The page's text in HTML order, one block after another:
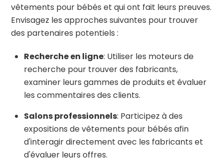
vêtements pour bébés et qui ont fait leurs preuves.
Envisagez les approches suivantes pour trouver
des partenaires potentiels :
Recherche en ligne: Utiliser les moteurs de
recherche pour trouver des fabricants,
examiner leurs gammes de produits et évaluer
les commentaires des clients.
Salons professionnels: Participez à des
expositions de vêtements pour bébés afin
d'interagir directement avec les fabricants et
d'évaluer leurs offres.